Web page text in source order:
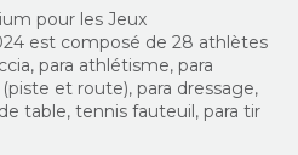
pour les Jeux
est composé de 28 athlètes
para athlétisme, para
et route), para dressage,
table, tennis fauteuil, para tir